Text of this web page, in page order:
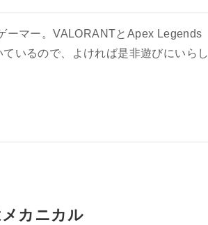
ーマー。VALORANTとApex Legends
いるので、よければ是非遊びにいらし
カニカル